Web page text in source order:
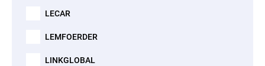
LECAR
LEMFOERDER
LINKGLOBAL